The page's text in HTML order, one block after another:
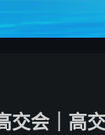
交会｜高